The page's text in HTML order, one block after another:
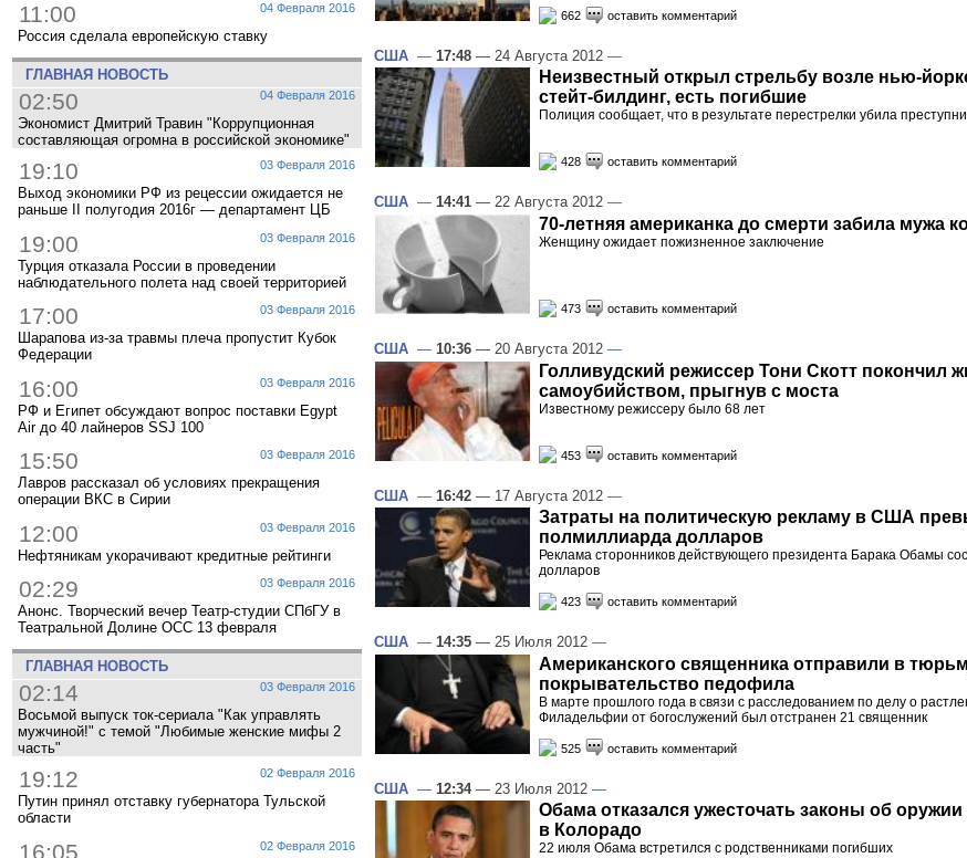
04 Февраля 2016
11:00
Россия сделала европейскую ставку
ГЛАВНАЯ НОВОСТЬ
04 Февраля 2016
02:50
Экономист Дмитрий Травин "Коррупционная
составляющая огромна в российской экономике"
03 Февраля 2016
19:10
Выход экономики РФ из рецессии ожидается не
раньше II полугодия 2016г — департамент ЦБ
03 Февраля 2016
19:00
Турция отказала России в проведении
наблюдательного полета над своей территорией
03 Февраля 2016
17:00
Шарапова из-за травмы плеча пропустит Кубок
Федерации
03 Февраля 2016
16:00
РФ и Египет обсуждают вопрос поставки Egypt
Air до 40 лайнеров SSJ 100
03 Февраля 2016
15:50
Лавров рассказал об условиях прекращения
операции ВКС в Сирии
03 Февраля 2016
12:00
Нефтяникам укорачивают кредитные рейтинги
03 Февраля 2016
02:29
Анонс. Творческий вечер Театр-студии СПбГУ в
Театральной Долине ОСС 13 февраля
ГЛАВНАЯ НОВОСТЬ
03 Февраля 2016
02:14
Восьмой выпуск ток-сериала "Как управлять
мужчиной!" с темой "Любимые женские мифы 2
часть"
02 Февраля 2016
19:12
Путин принял отставку губернатора Тульской
области
02 Февраля 2016
16:05
662 оставить комментарий
США — 17:48 — 24 Августа 2012 —
Неизвестный открыл стрельбу возле нью-
стейт-билдинг, есть погибшие
Полиция сообщает, что в результате перестрелки убила
428 оставить комментарий
США — 14:41 — 22 Августа 2012 —
70-летняя американка до смерти забила мужа
Женщину ожидает пожизненное заключение
473 оставить комментарий
США — 10:36 — 20 Августа 2012 —
Голливудский режиссер Тони Скотт покончил
самоубийством, прыгнув с моста
Известному режиссеру было 68 лет
453 оставить комментарий
США — 16:42 — 17 Августа 2012 —
Затраты на политическую рекламу в США
полмиллиарда долларов
Реклама сторонников действующего президента Барака Обамы
долларов
423 оставить комментарий
США — 14:35 — 25 Июля 2012 —
Американского священника отправили в
покрывательство педофила
В марте прошлого года в связи с расследованием по делу о
Филадельфии от богослужений был отстранен 21 священник
525 оставить комментарий
США — 12:34— 23 Июля 2012 —
Обама отказался ужесточать законы об
в Колорадо
22 июля Обама встретился с родственниками погибших